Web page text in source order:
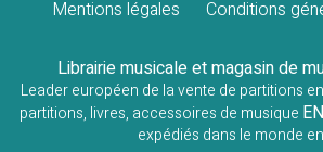
Mentions légales Conditions
Librairie musicale et magasin de
Leader européen de la vente de partitions
partitions, livres, accessoires de musique
expédiés dans le monde